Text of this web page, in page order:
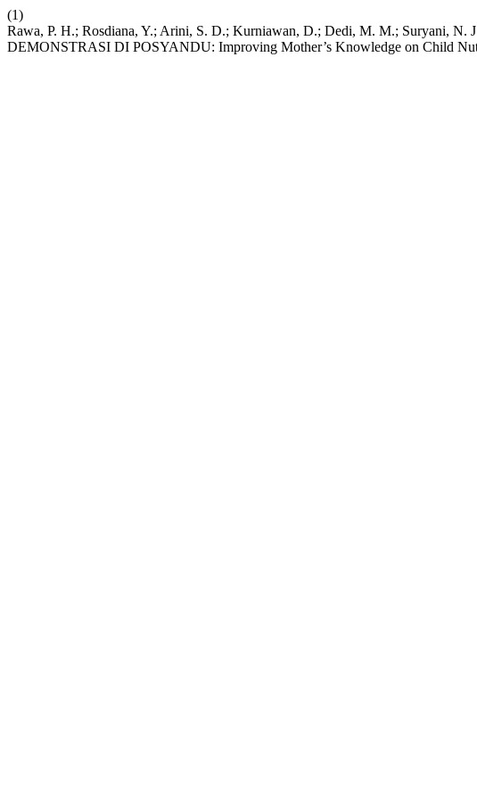
(1)
Rawa, P. H.; Rosdiana, Y.; Arini, S. D.; Kurniawan, D.; Dedi, M. M.;
DEMONSTRASI DI POSYANDU: Improving Mother’s Knowledge on Child